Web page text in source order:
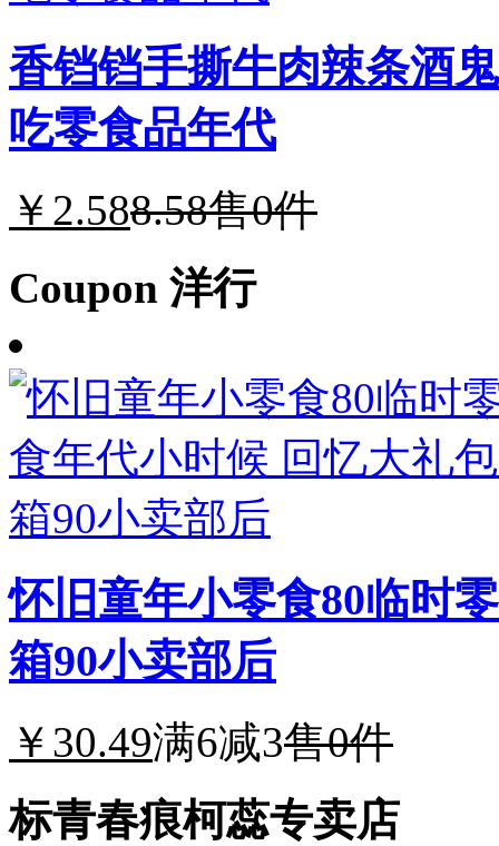
香铛铛手撕牛肉辣条酒
吃零食品年代
￥2.588.58售0件
Coupon 洋行
怀旧童年小零食80临时
箱90小卖部后
￥30.49满6减3售0件
标青春痕柯蕊专卖店